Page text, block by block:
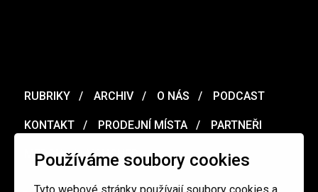
Používáme soubory cookies
RUBRIKY ARCHIV O NÁS PODCAST
KONTAKT PRODEJNÍ MÍSTA PARTNEŘI
MERCH VOUCHER